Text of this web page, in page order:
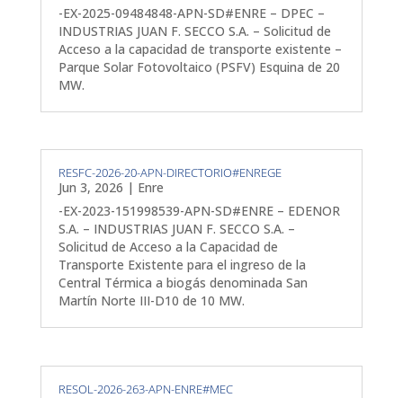
-EX-2025-09484848-APN-SD#ENRE – DPEC –
INDUSTRIAS JUAN F. SECCO S.A. – Solicitud de
Acceso a la capacidad de transporte existente –
Parque Solar Fotovoltaico (PSFV) Esquina de 20
MW.
RESFC-2026-20-APN-DIRECTORIO#ENREGE
Jun 3, 2026 | Enre
-EX-2023-151998539-APN-SD#ENRE – EDENOR
S.A. – INDUSTRIAS JUAN F. SECCO S.A. –
Solicitud de Acceso a la Capacidad de
Transporte Existente para el ingreso de la
Central Térmica a biogás denominada San
Martín Norte III-D10 de 10 MW.
RESOL-2026-263-APN-ENRE#MEC